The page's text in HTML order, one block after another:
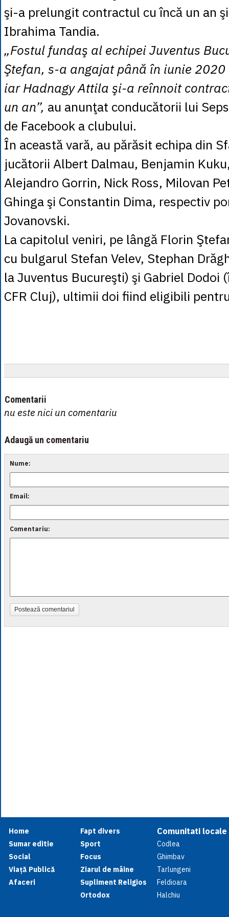
şi-a prelungit contractul cu încă un an
Ibrahima Tandia.
„Fostul fundaş al echipei Juventus
Ştefan, s-a angajat până în iunie
iar Hadnagy Attila şi-a reînnoit
un an”, au anunţat conducătorii lui
de Facebook a clubului.
În această vară, au părăsit echipa din
jucătorii Albert Dalmau, Benjamin
Alejandro Gorrin, Nick Ross, Milovan
Ghinga şi Constantin Dima, respectiv
Jovanovski.
La capitolul veniri, pe lângă Florin
cu bulgarul Stefan Velev, Stephan
la Juventus Bucureşti) şi Gabriel Dodoi
CFR Cluj), ultimii doi fiind eligibili
Comentarii
nu este nici un comentariu
Adaugă un comentariu
Nume:
Email:
Comentariu:
Postează comentariul
Home
Sumar editie
Social
Viață Publică
Afaceri
Fapt divers
Sport
Focus
Ziarul de mâine
Supliment Religios
Ortodox
Comunitati locale
Codlea
Ghimbav
Tarlungeni
Feldioara
Halchiu